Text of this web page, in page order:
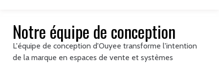
Notre équipe de conception
L'équipe de conception d'Ouyee transforme l'intention
de la marque en espaces de vente et systèmes